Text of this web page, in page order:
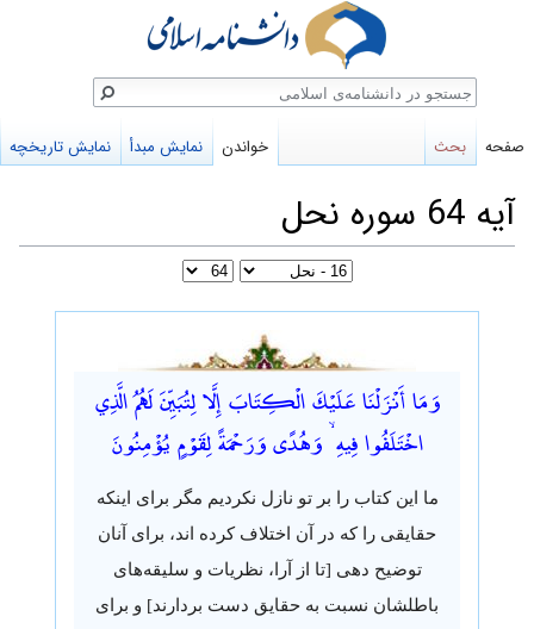
آیه 64 سوره نحل
وَمَا أَنْزَلْنَا عَلَيْكَ الْكِتَابَ إِلَّا لِتُبَيِّنَ لَهُمُ الَّذِي
اخْتَلَفُوا فِيهِ ۙ وَهُدًى وَرَحْمَةً لِقَوْمٍ يُؤْمِنُونَ
ما این کتاب را بر تو نازل نکردیم مگر برای اینکه
حقایقی را که در آن اختلاف کرده اند، برای آنان
توضیح دهی [تا از آرا، نظریات و سلیقه‌های
باطلشان نسبت به حقایق دست بردارند] و برای
صفحه بحث خواندن نمایش مبدأ نمایش تاریخچه
جستجو